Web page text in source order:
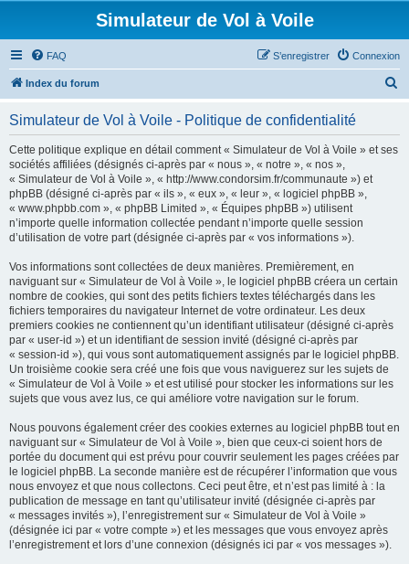
Simulateur de Vol à Voile
FAQ Connexion
S’enregistrer
Index du forum
Simulateur de Vol à Voile - Politique de confidentialité
Cette politique explique en détail comment « Simulateur de Vol à Voile » et ses
sociétés affiliées (désignés ci-après par « nous », « notre », « nos »,
« Simulateur de Vol à Voile », « http://www.condorsim.fr/communaute ») et
phpBB (désigné ci-après par « ils », « eux », « leur », « logiciel phpBB »,
« www.phpbb.com », « phpBB Limited », « Équipes phpBB ») utilisent
n’importe quelle information collectée pendant n’importe quelle session
d’utilisation de votre part (désignée ci-après par « vos informations »).
Vos informations sont collectées de deux manières. Premièrement, en
naviguant sur « Simulateur de Vol à Voile », le logiciel phpBB créera un certain
nombre de cookies, qui sont des petits fichiers textes téléchargés dans les
fichiers temporaires du navigateur Internet de votre ordinateur. Les deux
premiers cookies ne contiennent qu’un identifiant utilisateur (désigné ci-après
par « user-id ») et un identifiant de session invité (désigné ci-après par
« session-id »), qui vous sont automatiquement assignés par le logiciel phpBB.
Un troisième cookie sera créé une fois que vous naviguerez sur les sujets de
« Simulateur de Vol à Voile » et est utilisé pour stocker les informations sur les
sujets que vous avez lus, ce qui améliore votre navigation sur le forum.
Nous pouvons également créer des cookies externes au logiciel phpBB tout en
naviguant sur « Simulateur de Vol à Voile », bien que ceux-ci soient hors de
portée du document qui est prévu pour couvrir seulement les pages créées par
le logiciel phpBB. La seconde manière est de récupérer l’information que vous
nous envoyez et que nous collectons. Ceci peut être, et n’est pas limité à : la
publication de message en tant qu’utilisateur invité (désignée ci-après par
« messages invités »), l’enregistrement sur « Simulateur de Vol à Voile »
(désignée ici par « votre compte ») et les messages que vous envoyez après
l’enregistrement et lors d’une connexion (désignés ici par « vos messages »).